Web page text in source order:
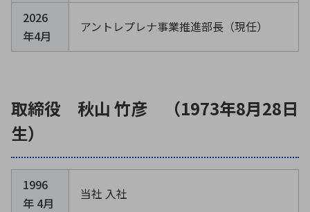
2026
年4月
アントレプレナ事業推進部長（現任）
取締役 秋山 竹彦 （1973年8月28日
生）
1996
年 4月
当社 入社